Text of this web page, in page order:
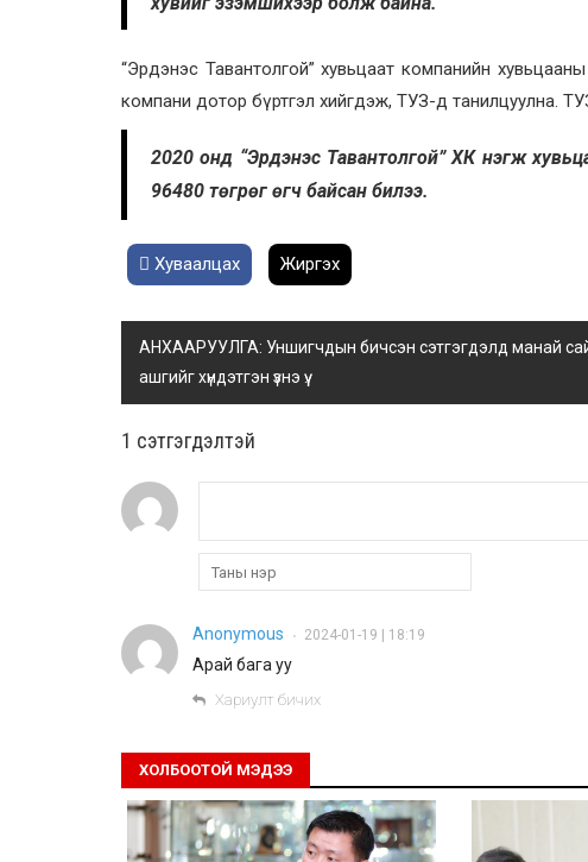
“Эрдэнэс Тавантолгой” хувьцаат компанийн
компани дотор бүртгэл хийгдэж, ТУЗ-д танилцуулна.
2020 онд “Эрдэнэс Тавантолгой” ХК нэгж
96480 төгрөг өгч байсан билээ.
Хуваалцах Жиргэх
АНХААРУУЛГА: Уншигчдын бичсэн сэтгэгдэлд манай
ашгийг хүндэтгэн үзнэ үү.
1 сэтгэгдэлтэй
Anonymous • 2024-01-19 | 18:19
Арай бага уу
Хариулт бичих
ХОЛБООТОЙ МЭДЭЭ